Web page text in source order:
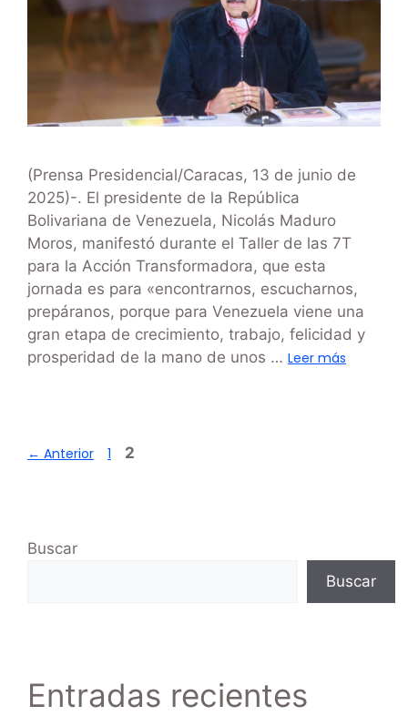
(Prensa Presidencial/Caracas, 13 de junio de
2025)-. El presidente de la República
Bolivariana de Venezuela, Nicolás Maduro
Moros, manifestó durante el Taller de las 7T
para la Acción Transformadora, que esta
jornada es para «encontrarnos, escucharnos,
prepáranos, porque para Venezuela viene una
gran etapa de crecimiento, trabajo, felicidad y
prosperidad de la mano de unos … Leer más
← Anterior 1 2
Buscar
Buscar
Entradas recientes